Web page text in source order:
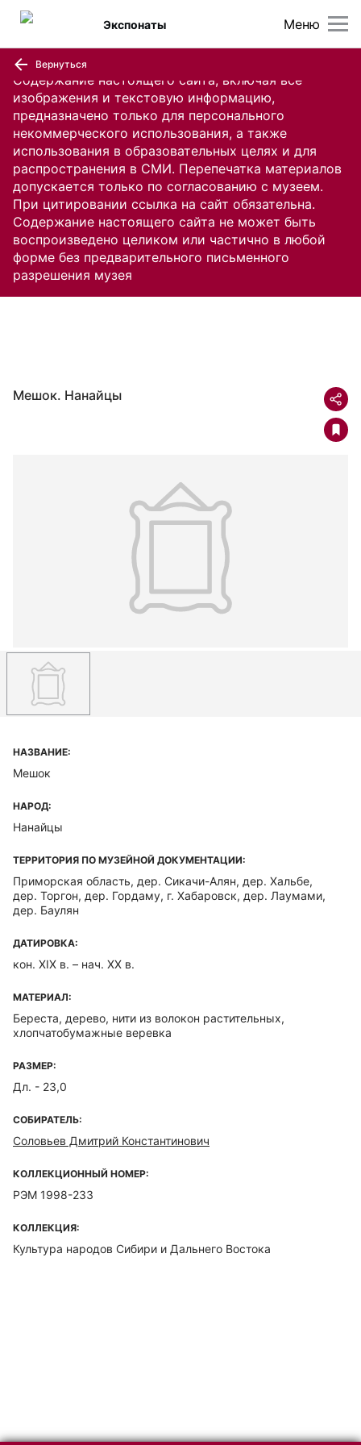
Содержание настоящего сайта, включая все
изображения и текстовую информацию,
предназначено только для персонального
некоммерческого использования, а также
использования в образовательных целях и для
распространения в СМИ. Перепечатка материалов
допускается только по согласованию с музеем.
При цитировании ссылка на сайт обязательна.
Содержание настоящего сайта не может быть
воспроизведено целиком или частично в любой
форме без предварительного письменного
разрешения музея
Меню
Экспонаты
Вернуться
Мешок. Нанайцы
НАЗВАНИЕ:
Мешок
НАРОД:
Нанайцы
ТЕРРИТОРИЯ ПО МУЗЕЙНОЙ ДОКУМЕНТАЦИИ:
Приморская область, дер. Сикачи-Алян, дер. Хальбе,
дер. Торгон, дер. Гордаму, г. Хабаровск, дер. Лаумами,
дер. Баулян
ДАТИРОВКА:
кон. XIX в. – нач. XX в.
МАТЕРИАЛ:
Береста, дерево, нити из волокон растительных,
хлопчатобумажные веревка
РАЗМЕР:
Дл. - 23,0
СОБИРАТЕЛЬ:
Соловьев Дмитрий Константинович
КОЛЛЕКЦИОННЫЙ НОМЕР:
РЭМ 1998-233
КОЛЛЕКЦИЯ:
Культура народов Сибири и Дальнего Востока